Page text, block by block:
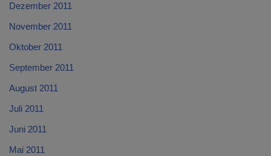
Dezember 2011
November 2011
Oktober 2011
September 2011
August 2011
Juli 2011
Juni 2011
Mai 2011